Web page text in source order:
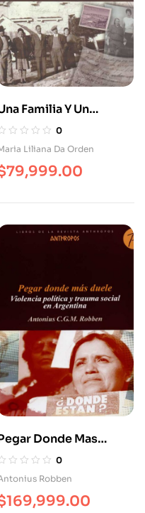
Familia Y Un
De Por Medio.
Emigración Gallega
0
Liliana Da Orden
79,999.00
Donde Mas
Violencia
Y Trauma Social
En Argentina
0
Robben
169,999.00